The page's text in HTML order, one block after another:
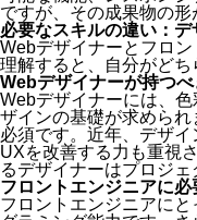
ですが、その成果物の形
必要なスキルの違い：
Webデザイナーとフロ
理解すると、自分がど
Webデザイナーが持つ
Webデザイナーには、
ザインの基礎が求めら
必須です。近年、デザ
UXを改善する力も重視
るデザイナーはプロジェ
フロントエンジニアに
フロントエンジニアに